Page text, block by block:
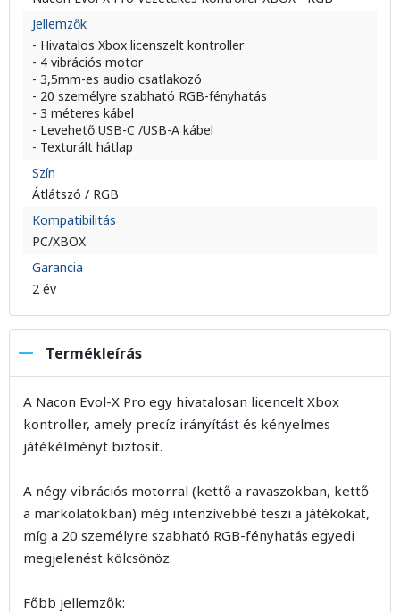
Jellemzők
- Hivatalos Xbox licenszelt kontroller
- 4 vibrációs motor
- 3,5mm-es audio csatlakozó
- 20 személyre szabható RGB-fényhatás
- 3 méteres kábel
- Levehető USB-C /USB-A kábel
- Texturált hátlap
Szín
Átlátszó / RGB
Kompatibilitás
PC/XBOX
Garancia
2 év
Termékleírás
A Nacon Evol-X Pro egy hivatalosan licencelt Xbox
kontroller, amely precíz irányítást és kényelmes
játékélményt biztosít.
A négy vibrációs motorral (kettő a ravaszokban, kettő
a markolatokban) még intenzívebbé teszi a játékokat,
míg a 20 személyre szabható RGB-fényhatás egyedi
megjelenést kölcsönöz.
Főbb jellemzők: